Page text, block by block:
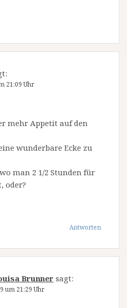
21:09 Uhr
mehr Appetit auf den
wunderbare Ecke zu
man 2 1/2 Stunden für
oder?
Antworten
Brunner sagt:
um 21:29 Uhr